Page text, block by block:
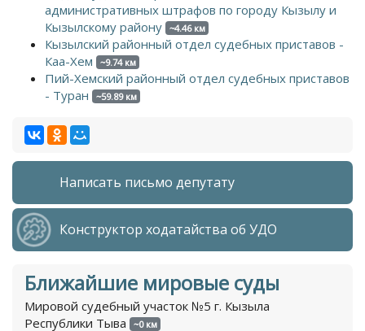
административных штрафов по городу Кызылу и
Кызылскому району ~4.46 км
Кызылский районный отдел судебных приставов -
Каа-Хем
~9.74 км
Пий-Хемский районный отдел судебных приставов
- Туран
~59.89 км
Написать письмо депутату
Конструктор ходатайства об УДО
Ближайшие мировые суды
Мировой судебный участок №5 г. Кызыла
Республики Тыва
~0 км